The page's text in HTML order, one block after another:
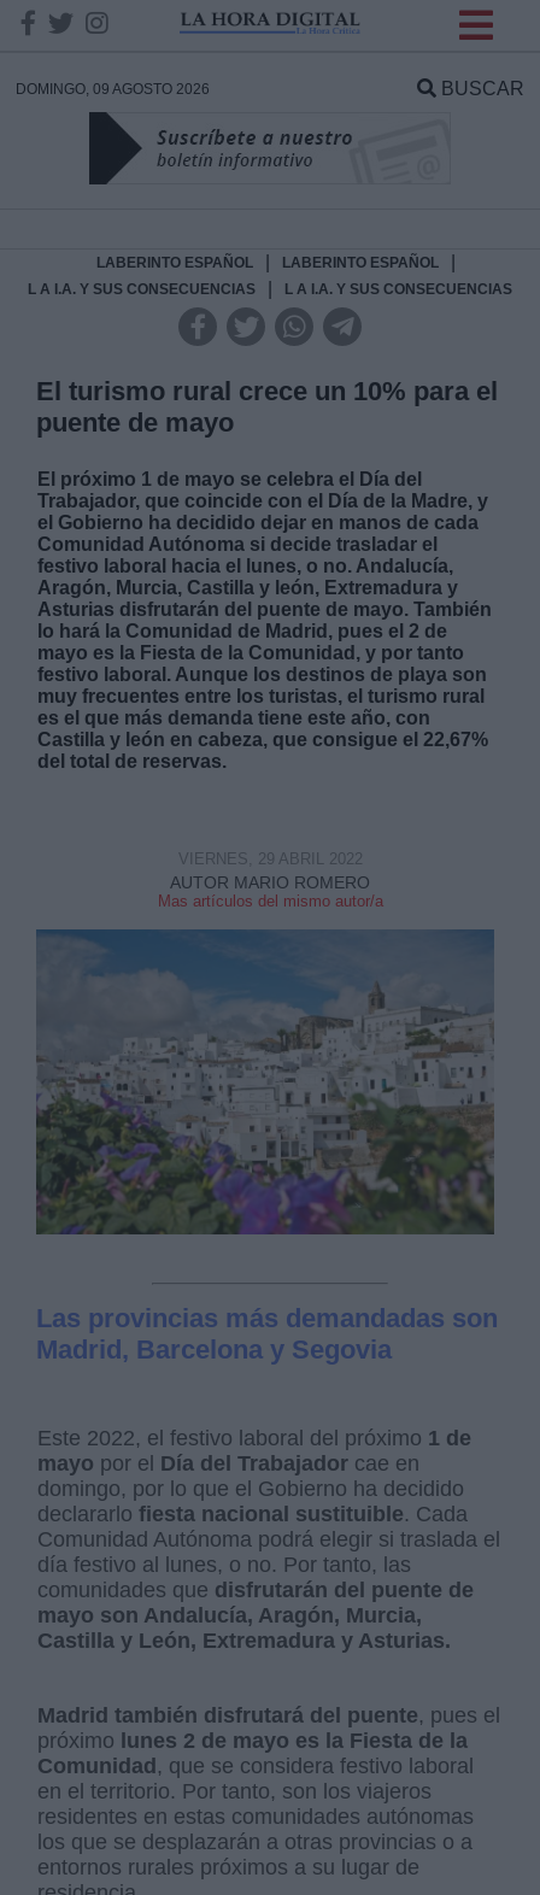
DOMINGO, 09 AGOSTO 2026 BUSCAR
LABERINTO ESPAÑOL LABERINTO ESPAÑOL
L A I.A. Y SUS CONSECUENCIAS L A I.A. Y SUS CONSECUENCIAS
El turismo rural crece un 10% para el
puente de mayo
El próximo 1 de mayo se celebra el Día del
Trabajador, que coincide con el Día de la Madre, y
el Gobierno ha decidido dejar en manos de cada
Comunidad Autónoma si decide trasladar el
festivo laboral hacia el lunes, o no. Andalucía,
Aragón, Murcia, Castilla y león, Extremadura y
Asturias disfrutarán del puente de mayo. También
lo hará la Comunidad de Madrid, pues el 2 de
mayo es la Fiesta de la Comunidad, y por tanto
festivo laboral. Aunque los destinos de playa son
muy frecuentes entre los turistas, el turismo rural
es el que más demanda tiene este año, con
Castilla y león en cabeza, que consigue el 22,67%
del total de reservas.
AUTOR MARIO ROMERO
Mas artículos del mismo autor/a
VIERNES, 29 ABRIL 2022
Las provincias más demandadas son
Madrid, Barcelona y Segovia
Este 2022, el festivo laboral del próximo 1 de
mayo por el Día del Trabajador cae en
domingo, por lo que el Gobierno ha decidido
declararlofiesta nacional sustituible. Cada
Comunidad Autónoma podrá elegir si traslada el
día festivo al lunes, o no. Por tanto, las
comunidades que disfrutarán del puente de
mayo son Andalucía, Aragón, Murcia,
Castilla y León, Extremadura y Asturias.
Madrid también disfrutará del puente, pues el
próximo lunes 2 de mayo es la Fiesta de la
Comunidad, que se considera festivo laboral
en el territorio. Por tanto, son los viajeros
residentes en estas comunidades autónomas
los que se desplazarán a otras provincias o a
entornos rurales próximos a su lugar de
DATOS
Responsable:
Legitimación:
Destinatarios:
Derechos:
link